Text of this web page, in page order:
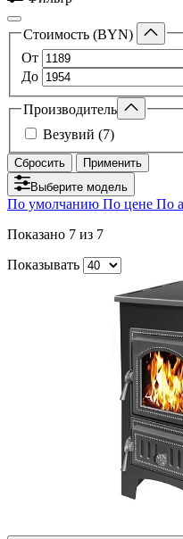
Стоимость (BYN)
От
До
Производитель
Везувий (7)
Сбросить
Применить
Выберите модель
По умолчанию По цене По
Показано 7 из 7
Показывать